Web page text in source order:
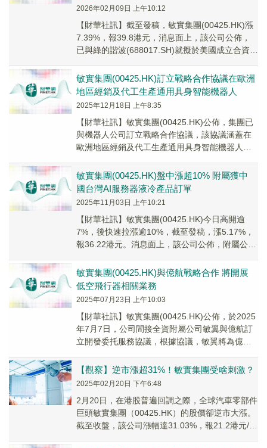
2026年02月09日 上午10:12
【財華社訊】截至發稿，敏實集團(00425.HK)漲
7.39%，報39.8港元，消息面上，該公司公佈，
已與綠的諧波(688017.SH)就擬於美國成立合資公
敏實集團(00425.HK)訂立戰略合作協議在歐洲
地區經銷及代工生產通用具身智能機器人
2025年12月18日 上午8:35
【財華社訊】敏實集團(00425.HK)公佈，集團已
與機器人公司訂立戰略合作協議，該協議涵蓋在
歐洲地區經銷及代工生產通用具身智能機器人，
合作夥伴關係。
敏實集團(00425.HK)盤中漲超10% 附屬獲中
國台灣AI服務器液冷產品訂單
2025年11月03日 上午10:21
【財華社訊】敏實集團(00425.HK)今日高開逾
7%，後快速拉漲逾10%，截至發稿，漲5.17%，
報36.22港元。消息面上，該公司公佈，附屬公司
敏實集團(00425.HK)與億航戰略合作 將開展
低空飛行器相關業務
2025年07月23日 上午10:03
【財華社訊】敏實集團(00425.HK)公佈，於2025
年7月7日，公司間接全資附屬公司敏翼與億航訂
立開發委托服務協議，根據協議，敏翼將為億航
【觀察】逆市漲超31%！敏實集團受啥刺激？
2025年02月20日 下午6:48
2月20日，在港股普遍回調之際，全球汽車零部件
巨頭敏實集團（00425.HK）的股價卻逆市大漲。
截至收盤，該公司漲幅達31.03%，報21.2港元/